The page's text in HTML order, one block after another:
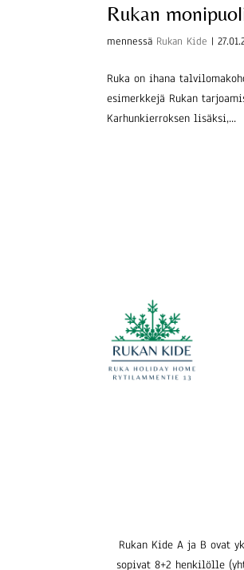
Rukan
mennessä Rukan Kide |
Ruka on ihana
esimerkkejä Rukan
Karhunkierroksen lisäksi,...
Rukan Kide A ja B ovat
sopivat 8+2 henkilölle